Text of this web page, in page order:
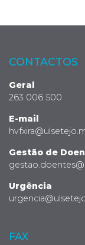
CONTACTOS
Geral
263 006 500
E-mail
Gestão de
Urgência
FAX